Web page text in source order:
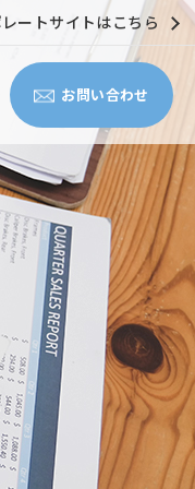
ートサイトはこちら
お問い合わせ